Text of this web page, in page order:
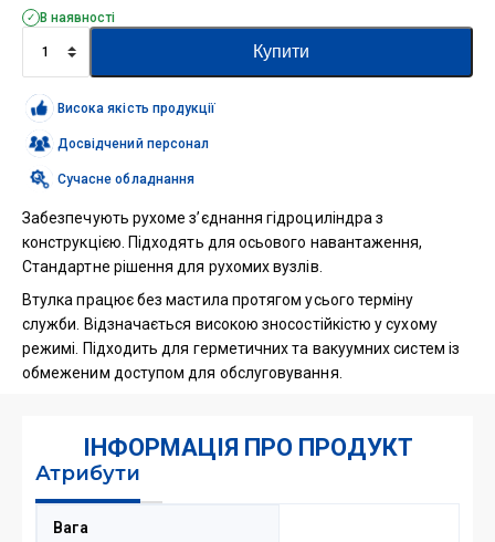
В наявності
ковзання
самозмащувальна
(STEEL+POM)
кількість
Купити
Висока якість продукції
Досвідчений персонал
Сучасне обладнання
Забезпечують рухоме з’єднання гідроциліндра з
конструкцією. Підходять для осьового навантаження,
Стандартне рішення для рухомих вузлів.
Втулка працює без мастила протягом усього терміну
служби. Відзначається високою зносостійкістю у сухому
режимі. Підходить для герметичних та вакуумних систем із
обмеженим доступом для обслуговування.
ІНФОРМАЦІЯ ПРО ПРОДУКТ
Атрибути
Вага